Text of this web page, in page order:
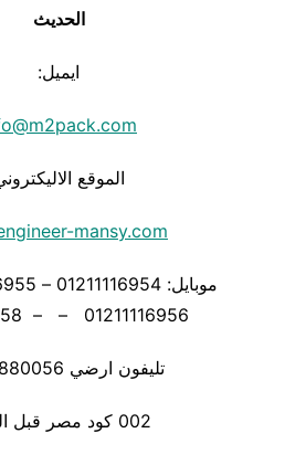
الحديث
ايميل:
الموقع
mansy.com
تليفون ارضي 0225880056
002 كود مصر قبل الرقم